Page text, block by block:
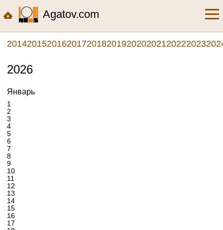
Agatov.com
2014201520162017201820192020202120222023
2026
Январь
1
2
3
4
5
6
7
8
9
10
11
12
13
14
15
16
17